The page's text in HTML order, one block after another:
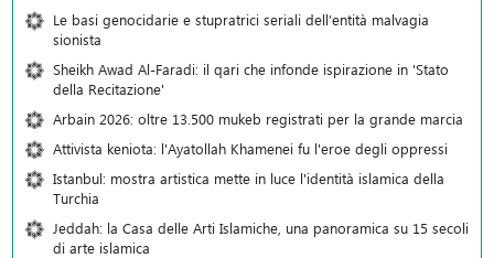
Le basi genocidarie e stupratrici seriali dell’entità malvagia
sionista
Sheikh Awad Al-Faradi: il qari che infonde ispirazione in 'Stato
della Recitazione'
Arbain 2026: oltre 13.500 mukeb registrati per la grande marcia
Attivista keniota: l'Ayatollah Khamenei fu l'eroe degli oppressi
Istanbul: mostra artistica mette in luce l'identità islamica della
Turchia
Jeddah: la Casa delle Arti Islamiche, una panoramica su 15 secoli
di arte islamica